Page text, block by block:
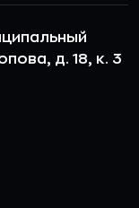
д. 18, к. 3